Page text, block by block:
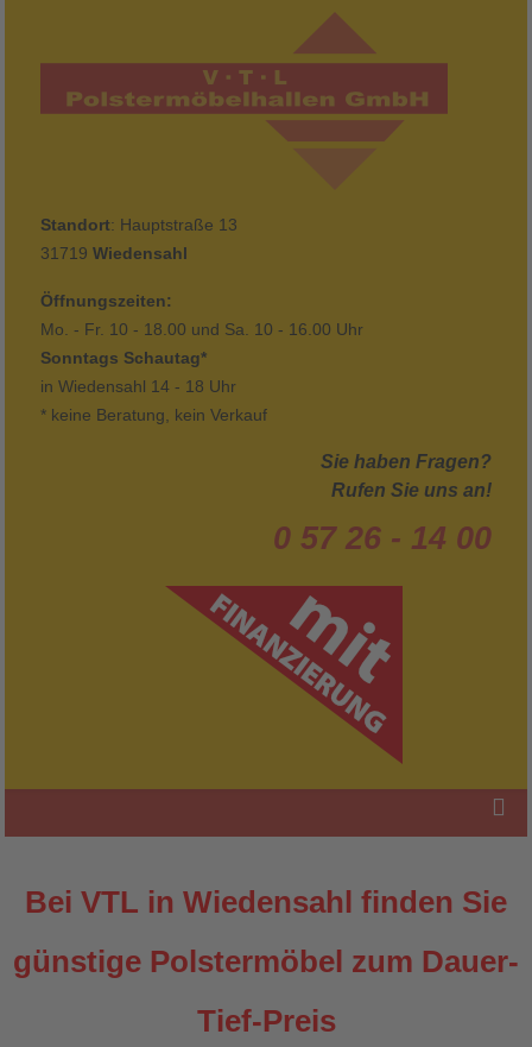
Standort: Hauptstraße 13
31719Wiedensahl
Öffnungszeiten:
Mo. - Fr. 10 - 18.00 und Sa. 10 - 16.00 Uhr
Sonntags Schautag*
in Wiedensahl 14 - 18 Uhr
* keine Beratung, kein Verkauf
Sie haben Fragen?
Rufen Sie uns an!
0 57 26 - 14 00
Bei VTL in Wiedensahl finden Sie
günstige Polstermöbel zum Dauer-
Tief-Preis